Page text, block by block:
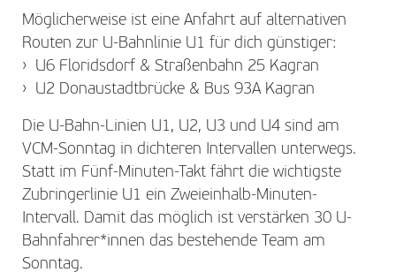
Möglicherweise ist eine Anfahrt auf alternativen
Routen zur U-Bahnlinie U1 für dich günstiger:
U6 Floridsdorf & Straßenbahn 25 Kagran
U2 Donaustadtbrücke & Bus 93A Kagran
Die U-Bahn-Linien U1, U2, U3 und U4 sind am
VCM-Sonntag in dichteren Intervallen unterwegs.
Statt im Fünf-Minuten-Takt fährt die wichtigste
Zubringerlinie U1 ein Zweieinhalb-Minuten-
Intervall. Damit das möglich ist verstärken 30 U-
Bahnfahrer*innen das bestehende Team am
Sonntag.